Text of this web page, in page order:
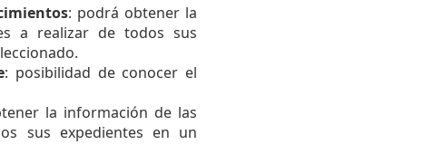
: podrá obtener la
a realizar de todos sus
: posibilidad de conocer el
la información de las
sus expedientes en un